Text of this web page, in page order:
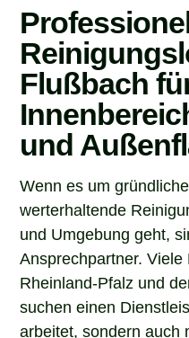
Flußbach
und
Wenn es um
werterhaltende
und Umgebung geht,
Ansprechpartner. Viele
Rheinland-Pfalz und
suchen einen
arbeitet, sondern auch